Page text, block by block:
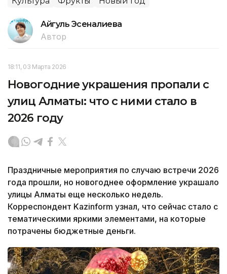
Айгуль Эсеналиева
Автор
18:11, 03 Марта 2026
Новогодние украшения пропали с
улиц Алматы: что с ними стало в
2026 году
Праздничные мероприятия по случаю встречи 2026
года прошли, но новогоднее оформление украшало
улицы Алматы еще несколько недель.
Корреспондент Kazinform узнал, что сейчас стало с
тематическими яркими элементами, на которые
потрачены бюджетные деньги.